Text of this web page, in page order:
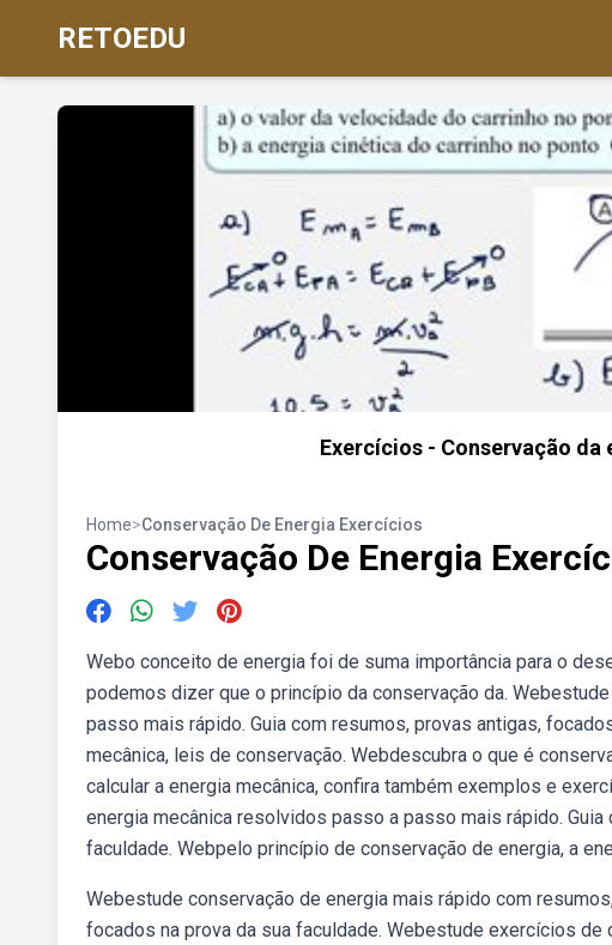
RETOEDU
Exercícios - Conservação da
Home>Conservação De Energia Exercícios
Conservação De Energia
Webo conceito de energia foi de suma importância para o
podemos dizer que o princípio da conservação da.
passo mais rápido. Guia com resumos, provas antigas,
mecânica, leis de conservação. Webdescubra o que é
calcular a energia mecânica, confira também exemplos e
energia mecânica resolvidos passo a passo mais rápido.
faculdade. Webpelo princípio de conservação de energia, a
Webestude conservação de energia mais rápido com
focados na prova da sua faculdade. Webestude exercícios